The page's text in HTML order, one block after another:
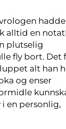
alltid en
plutselig
fly bort. Det
alt han
og enser
en personlig,